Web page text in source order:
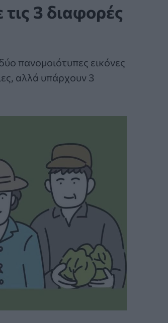
3 διαφορές
πανομοιότυπες εικόνες
αλλά υπάρχουν 3